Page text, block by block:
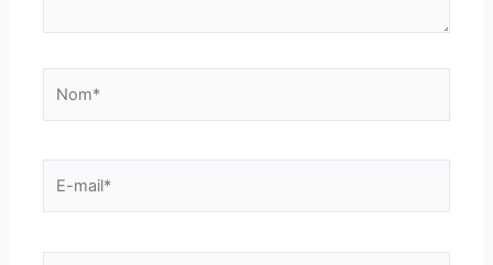
mail*